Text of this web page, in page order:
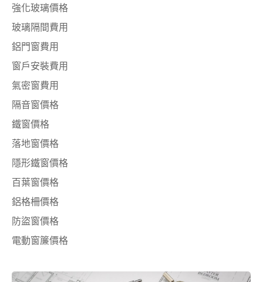
強化玻璃價格
玻璃隔間費用
鋁門窗費用
窗戶安裝費用
氣密窗費用
隔音窗價格
鐵窗價格
落地窗價格
隱形鐵窗價格
百葉窗價格
鋁格柵價格
防盜窗價格
電動窗簾價格